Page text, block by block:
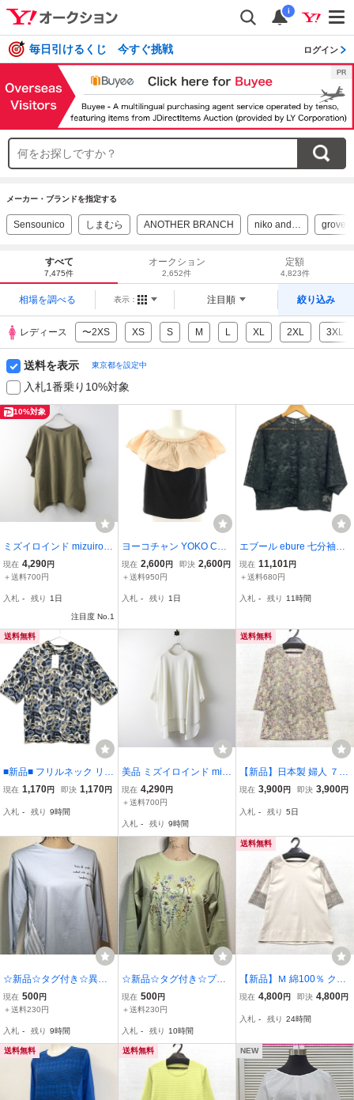
i
毎日引けるくじ 今すぐ挑戦 ログイン
メーカー・ブランドを指定する
Sensounico しまむら ANOTHER BRANCH niko and… grove
すべて
7,475件
オークション
2,652件
定額
4,823件
相場を調べる 表示： 注目順 絞り込み
レディース 〜2XS XS S M L XL 2XL 3XL
送料を表示 東京都を設定中
入札1番乗り10%対象
10%対象
ミズイロインド mizuiro in
d コクーンワイドプルオ
ーバー カーキ‖フレンチス
レープ素材【240001511
現在 4,290円
＋送料700円
入札 - 残り 1日
注目度 No.1
ヨーコチャン YOKO CHA
N トップス カットソー フ
レンチスリーブ 38 ブラッ
GY62 レディース
現在 2,600円 即決 2,600円
＋送料950円
入札 - 残り 1日
エブール ebure 七分袖カ
ットソー サイズ38 M - 黒
レディース クルーネック/
現在 11,101円
＋送料680円
入札 - 残り 11時間
送料無料
■新品■ フリルネック リン
グ模様 カットソー 紺 ブ
半袖シャツ 華やか カジュ
セス 68
現在 1,170円 即決 1,170円
入札 - 残り 9時間
美品 ミズイロインド mizu
iro ind コットン ドルマン
スリーブワイドプルオー
白 カットソー【2400015
094717】
現在 4,290円
＋送料700円
入札 - 残り 9時間
送料無料
【新品】日本製 婦人 ７分
袖カットソー M-Lサイズ
無料⑥ 手洗いOK 7分袖Ｔ
の隠れる
現在 3,900円 即決 3,900円
入札 - 残り 5日
☆新品☆タグ付き☆異素
材切り替えカットソー☆
ライトブルー系☆ロゴプ
サイズ40☆
現在 500円
＋送料230円
入札 - 残り 9時間
☆新品☆タグ付き☆プレ
ミアムコットン☆花柄刺
繍カットソー☆ライトグ
40☆
現在 500円
＋送料230円
入札 - 残り 10時間
送料無料
【新品】Ｍ 綿100％ クー
ルタッチ カットソー Ｍサ
ザイン 婦人 レディース
ジュ スリット
現在 4,800円 即決 4,800円
入札 - 残り 24時間
送料無料 送料無料 NEW